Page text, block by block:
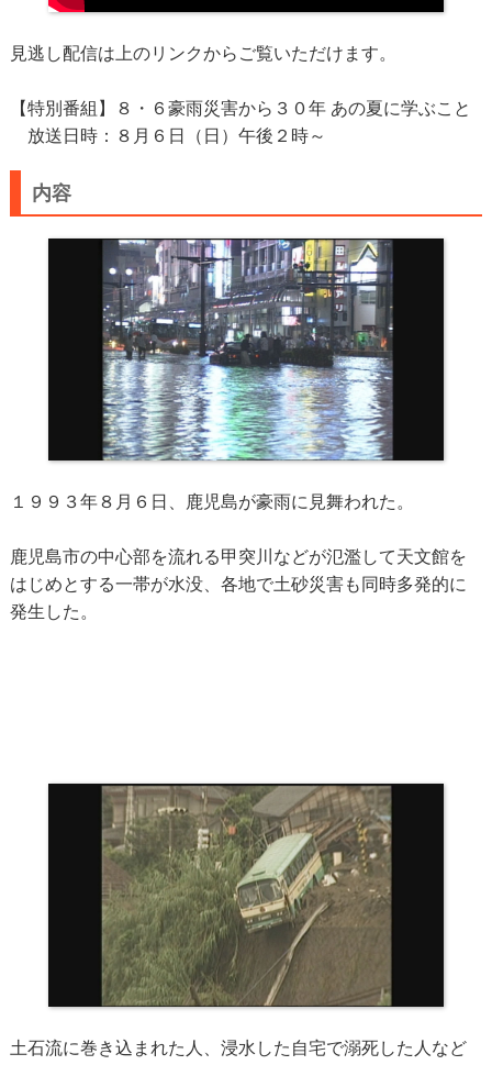
見逃し配信は上のリンクからご覧いただけます。
【特別番組】８・６豪雨災害から３０年 あの夏に学ぶこと
放送日時：８月６日（日）午後２時～
内容
１９９３年８月６日、鹿児島が豪雨に見舞われた。
鹿児島市の中心部を流れる甲突川などが氾濫して天文館を
はじめとする一帯が水没、各地で土砂災害も同時多発的に
発生した。
土石流に巻き込まれた人、浸水した自宅で溺死した人など